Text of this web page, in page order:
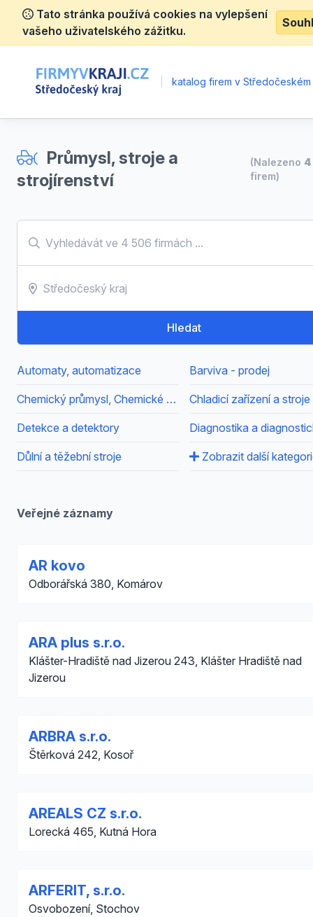
Tato stránka používá cookies na vylepšení
vašeho uživatelského zážitku.
katalog firem v Středočeském
Průmysl, stroje a
strojírenství
(Nalezeno
firem)
Hledat
Automaty, automatizace Barviva - prodej
Chemický průmysl, Chemické výrobky Chladicí zařízení a stroje
Detekce a detektory
Důlní a těžební stroje Zobrazit další
Veřejné záznamy
AR kovo
Odborářská 380, Komárov
ARA plus s.r.o.
Klášter-Hradiště nad Jizerou 243, Klášter Hradiště nad
Jizerou
ARBRA s.r.o.
Štěrková 242, Kosoř
AREALS CZ s.r.o.
Lorecká 465, Kutná Hora
ARFERIT, s.r.o.
Osvobození, Stochov